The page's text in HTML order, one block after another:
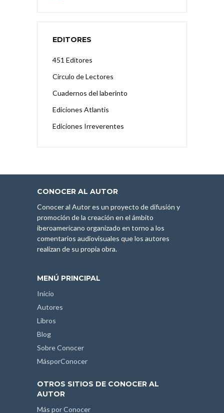
EDITORES
451 Editores
Círculo de Lectores
Cuadernos del laberinto
Ediciones Atlantis
Ediciones Irreverentes
CONOCER AL AUTOR
Conocer al Autor es un proyecto de difusión y
promoción de la creación en el ámbito
iberoamericano organizado en torno a los
comentarios audiovisuales que los autores
realizan de su propia obra.
MENÚ PRINCIPAL
Inicio
Autores
Libros
Blog
Sobre Conocer
MásporConocer
OTROS SITIOS DE CONOCER AL
AUTOR
Más por Conocer